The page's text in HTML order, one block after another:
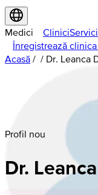
Medici Clinici
Înregistrează
Acasă / / Dr. Leanca
Profil nou
Dr.